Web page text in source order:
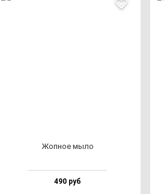
Жоп­ное мы­ло
490 руб